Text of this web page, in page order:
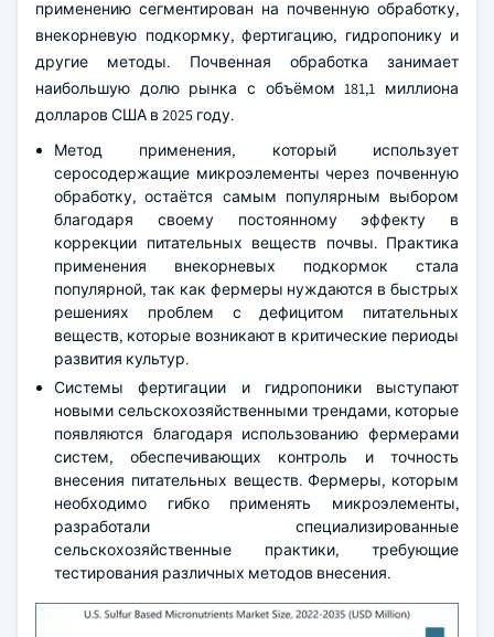
применению сегментирован на почвенную обработку,
внекорневую подкормку, фертигацию, гидропонику и
другие методы. Почвенная обработка занимает
наибольшую долю рынка с объёмом 181,1 миллиона
долларов США в 2025 году.
Метод применения, который использует
серосодержащие микроэлементы через почвенную
обработку, остаётся самым популярным выбором
благодаря своему постоянному эффекту в
коррекции питательных веществ почвы. Практика
применения внекорневых подкормок стала
популярной, так как фермеры нуждаются в быстрых
решениях проблем с дефицитом питательных
веществ, которые возникают в критические периоды
развития культур.
Системы фертигации и гидропоники выступают
новыми сельскохозяйственными трендами, которые
появляются благодаря использованию фермерами
систем, обеспечивающих контроль и точность
внесения питательных веществ. Фермеры, которым
необходимо гибко применять микроэлементы,
разработали специализированные
сельскохозяйственные практики, требующие
тестирования различных методов внесения.